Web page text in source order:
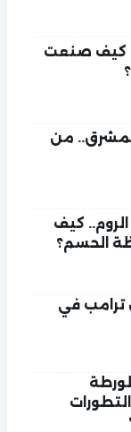
كيف صنعت
من
كيف
الحسم؟
ترامب في